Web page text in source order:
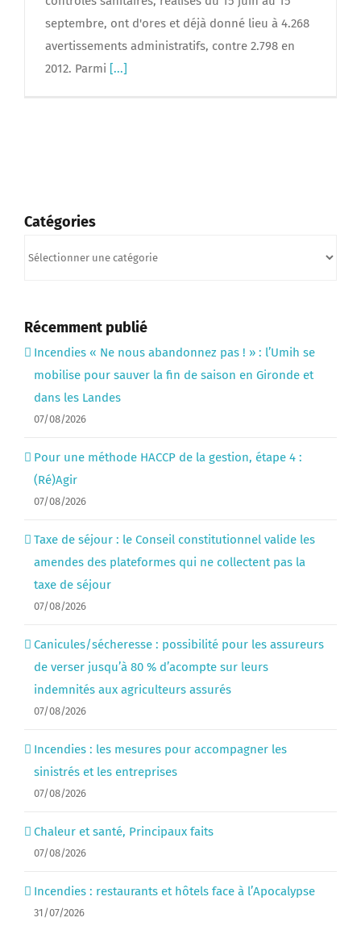
septembre, ont d'ores et déjà donné lieu à 4.268
avertissements administratifs, contre 2.798 en
2012. Parmi [...]
Catégories
Récemment publié
Incendies « Ne nous abandonnez pas ! » : l’Umih se
mobilise pour sauver la fin de saison en Gironde et
dans les Landes
07/08/2026
Pour une méthode HACCP de la gestion, étape 4 :
(Ré)Agir
07/08/2026
Taxe de séjour : le Conseil constitutionnel valide les
amendes des plateformes qui ne collectent pas la
taxe de séjour
07/08/2026
Canicules/sécheresse : possibilité pour les assureurs
de verser jusqu’à 80 % d’acompte sur leurs
indemnités aux agriculteurs assurés
07/08/2026
Incendies : les mesures pour accompagner les
sinistrés et les entreprises
07/08/2026
Chaleur et santé, Principaux faits
07/08/2026
Incendies : restaurants et hôtels face à l’Apocalypse
31/07/2026